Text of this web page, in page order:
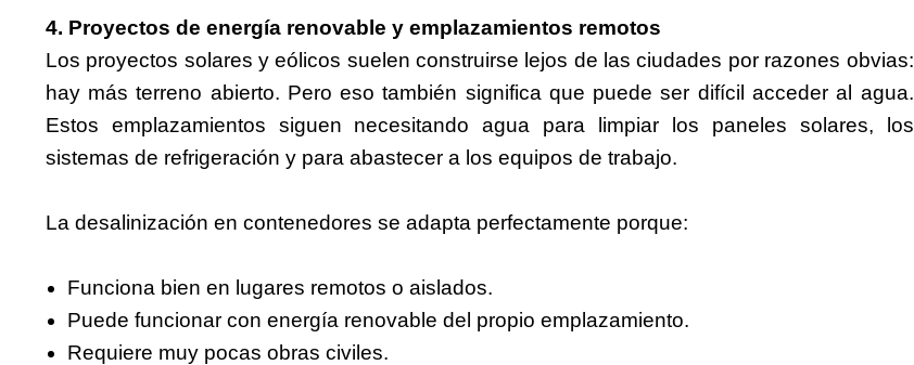
4. Proyectos de energía renovable y emplazamientos remotos
Los proyectos solares y eólicos suelen construirse lejos de las ciudades por razones obvias:
hay más terreno abierto. Pero eso también significa que puede ser difícil acceder al agua.
Estos emplazamientos siguen necesitando agua para limpiar los paneles solares, los
sistemas de refrigeración y para abastecer a los equipos de trabajo.
La desalinización en contenedores se adapta perfectamente porque:
Funciona bien en lugares remotos o aislados.
Puede funcionar con energía renovable del propio emplazamiento.
Requiere muy pocas obras civiles.